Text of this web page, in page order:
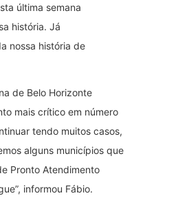
última semana
história. Já
nossa história de
de Belo Horizonte
mais crítico em número
tendo muitos casos,
alguns municípios que
Pronto Atendimento
informou Fábio.